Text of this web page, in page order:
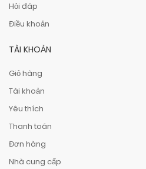
Hỏi đáp
Điều khoản
TÀI KHOẢN
Giỏ hàng
Tài khoản
Yêu thích
Thanh toán
Đơn hàng
Nhà cung cấp